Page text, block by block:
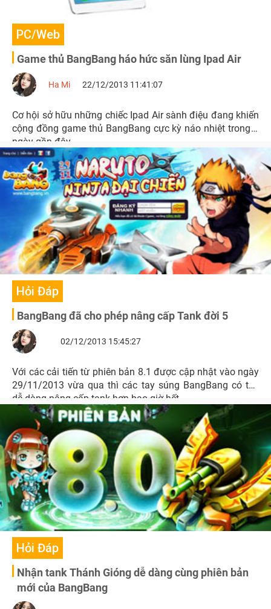
PC/Web
Game thủ BangBang háo hức săn lùng Ipad Air
Ha Mi 22/12/2013 11:41:07
Cơ hội sở hữu những chiếc Ipad Air sành điệu đang khiến
cộng đồng game thủ BangBang cực kỳ náo nhiệt trong 2
ngày gần đây.
Hỏi Đáp
BangBang đã cho phép nâng cấp Tank đời 5
02/12/2013 15:45:27
Với các cải tiến từ phiên bản 8.1 được cập nhật vào ngày
29/11/2013 vừa qua thì các tay súng BangBang có thể
dễ dàng nâng cấp tank hơn bao giờ hết.
Hỏi Đáp
Nhận tank Thánh Gióng dễ dàng cùng phiên bản
mới của BangBang